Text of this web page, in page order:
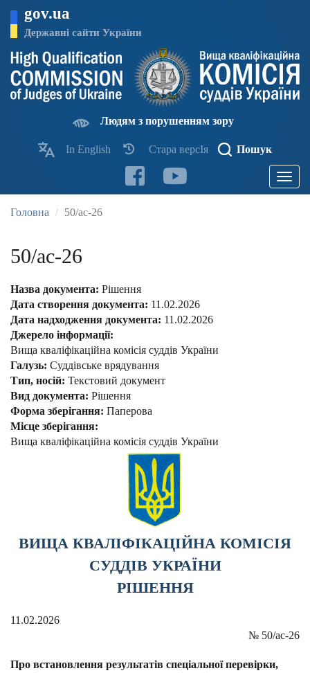
основного
матеріалу
gov.ua
Державні сайти України
Людям з порушенням зору
In English Стара версІя Пошук
Toggle
Головна 50/ас-26
50/ас-26
Назва документа: Рішення
Дата створення документа: 11.02.2026
Дата надходження документа: 11.02.2026
Джерело інформації:
Вища кваліфікаційна комісія суддів України
Галузь: Суддівське врядування
Тип, носій: Текстовий документ
Вид документа: Рішення
Форма зберігання: Паперова
Місце зберігання:
Вища кваліфікаційна комісія суддів України
ВИЩА КВАЛІФІКАЦІЙНА КОМІСІЯ
СУДДІВ УКРАЇНИ
РІШЕННЯ
11.02.2026
№ 50/ас-26
Про встановлення результатів спеціальної перевірки,